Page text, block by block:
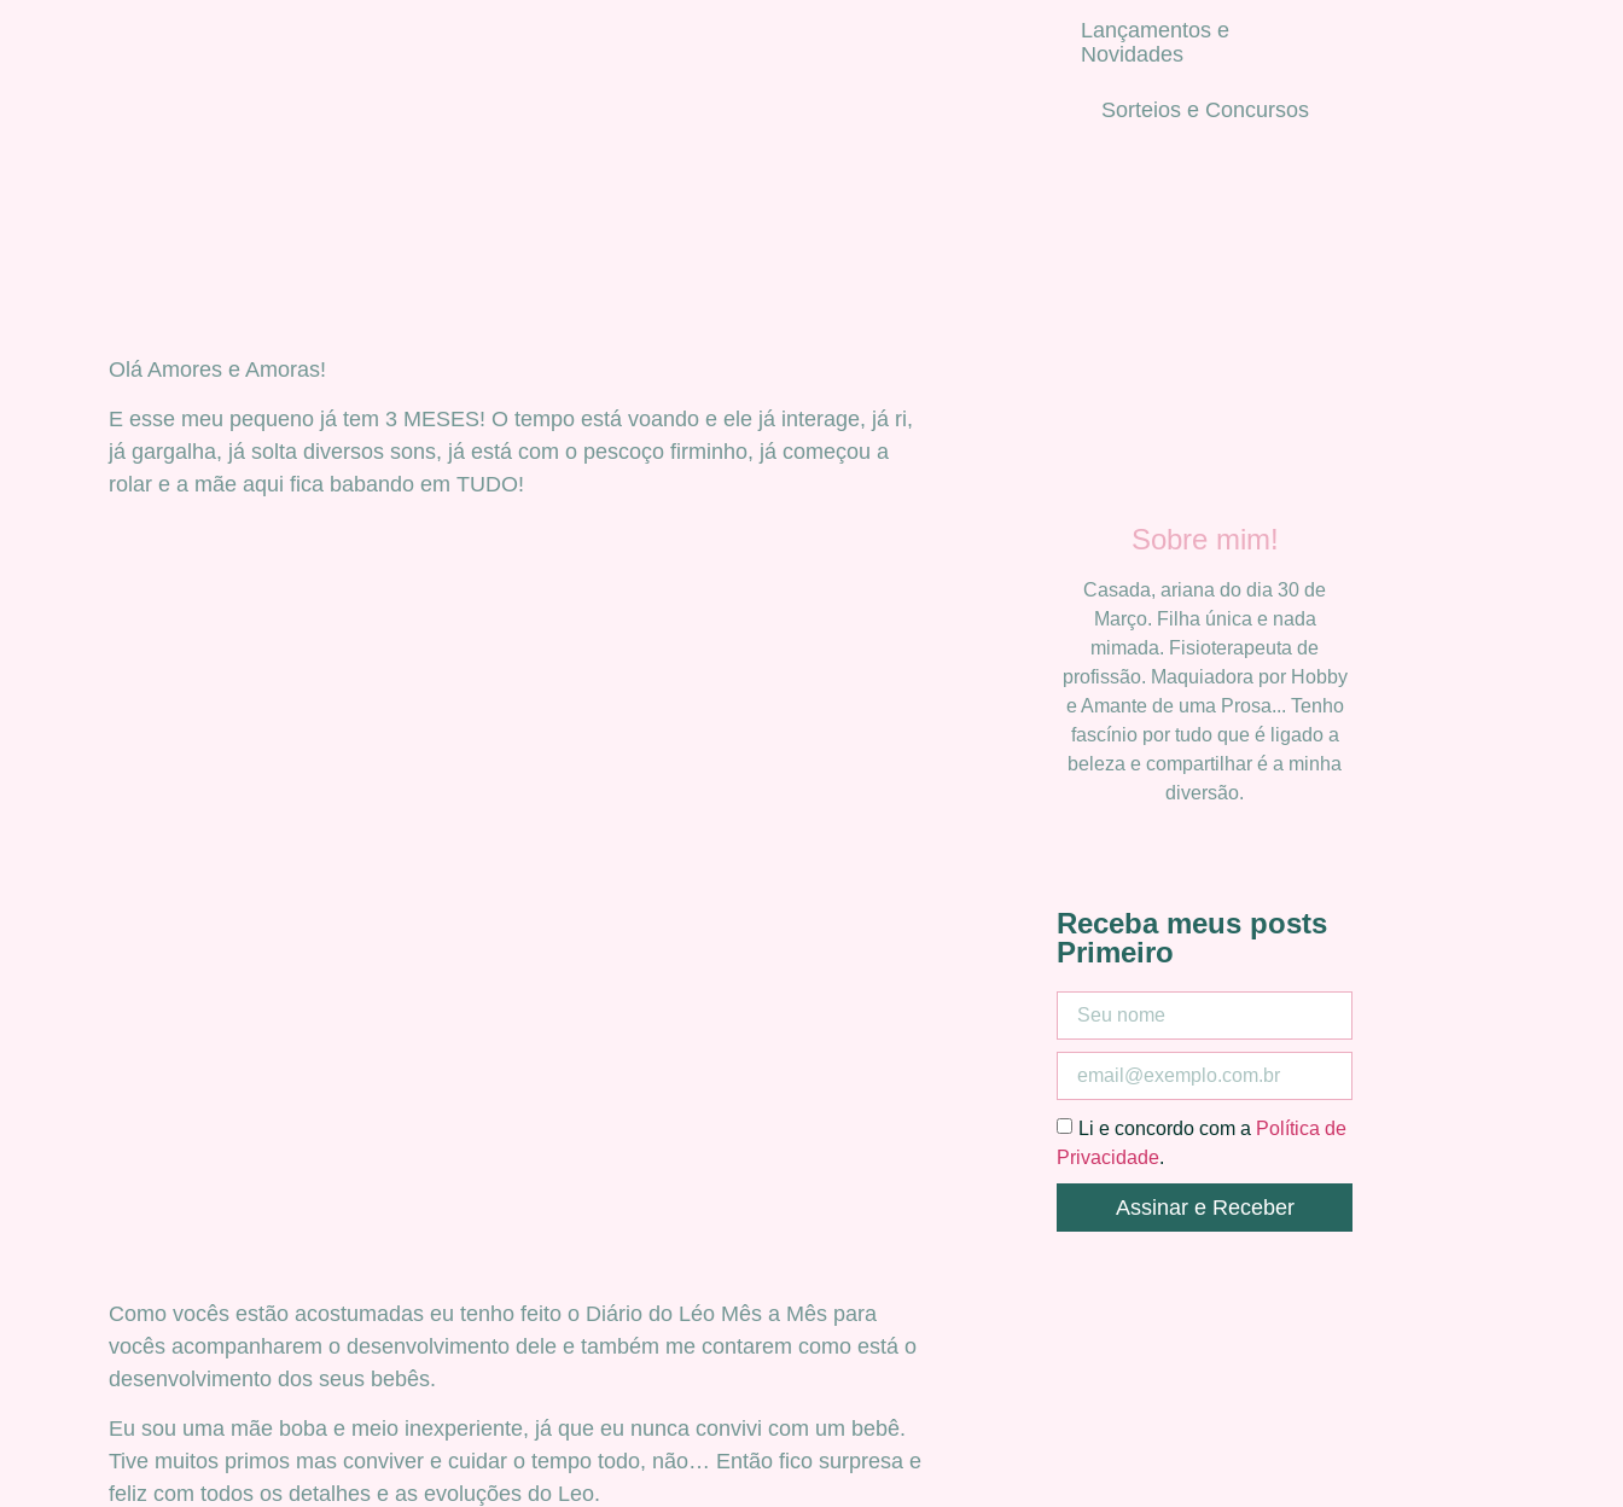
Olá Amores e Amoras!
E esse meu pequeno já tem 3 MESES! O tempo está voando e ele já interage, já ri,
já gargalha, já solta diversos sons, já está com o pescoço firminho, já começou a
rolar e a mãe aqui fica babando em TUDO!
Como vocês estão acostumadas eu tenho feito o Diário do Léo Mês a Mês para
vocês acompanharem o desenvolvimento dele e também me contarem como está o
desenvolvimento dos seus bebês.
Eu sou uma mãe boba e meio inexperiente, já que eu nunca convivi com um bebê.
Tive muitos primos mas conviver e cuidar o tempo todo, não… Então fico surpresa e
feliz com todos os detalhes e as evoluções do Leo.
Lançamentos e
Novidades
Sorteios e Concursos
Sobre mim!
Casada, ariana do dia 30 de
Março. Filha única e nada
mimada. Fisioterapeuta de
profissão. Maquiadora por Hobby
e Amante de uma Prosa... Tenho
fascínio por tudo que é ligado a
beleza e compartilhar é a minha
diversão.
Receba meus posts
Primeiro
Li e concordo com a Política de
Privacidade.
Assinar e Receber